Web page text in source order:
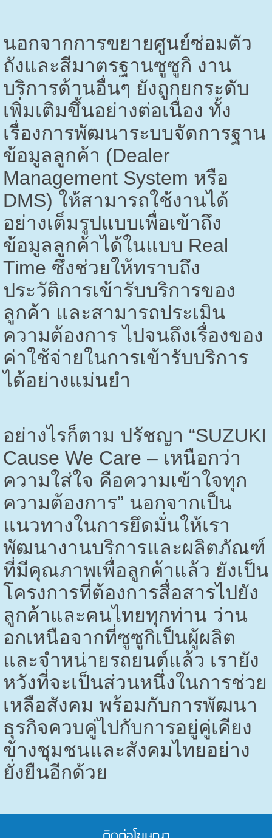
นอกจากการขยายศูนย์ซ่อมตัว
ถังและสีมาตรฐานซูซูกิ งาน
บริการด้านอื่นๆ ยังถูกยกระดับ
เพิ่มเติมขึ้นอย่างต่อเนื่อง ทั้ง
เรื่องการพัฒนาระบบจัดการฐาน
ข้อมูลลูกค้า (Dealer
Management System หรือ
DMS) ให้สามารถใช้งานได้
อย่างเต็มรูปแบบเพื่อเข้าถึง
ข้อมูลลูกค้าได้ในแบบ Real
Time ซึ่งช่วยให้ทราบถึง
ประวัติการเข้ารับบริการของ
ลูกค้า และสามารถประเมิน
ความต้องการ ไปจนถึงเรื่องของ
ค่าใช้จ่ายในการเข้ารับบริการ
ได้อย่างแม่นยำ
อย่างไรก็ตาม ปรัชญา “SUZUKI
Cause We Care – เหนือกว่า
ความใส่ใจ คือความเข้าใจทุก
ความต้องการ” นอกจากเป็น
แนวทางในการยึดมั่นให้เรา
พัฒนางานบริการและผลิตภัณฑ์
ที่มีคุณภาพเพื่อลูกค้าแล้ว ยังเป็น
โครงการที่ต้องการสื่อสารไปยัง
ลูกค้าและคนไทยทุกท่าน ว่าน
อกเหนือจากที่ซูซูกิเป็นผู้ผลิต
และจำหน่ายรถยนต์แล้ว เรายัง
หวังที่จะเป็นส่วนหนึ่งในการช่วย
เหลือสังคม พร้อมกับการพัฒนา
ธุรกิจควบคู่ไปกับการอยู่คู่เคียง
ข้างชุมชนและสังคมไทยอย่าง
ยั่งยืนอีกด้วย